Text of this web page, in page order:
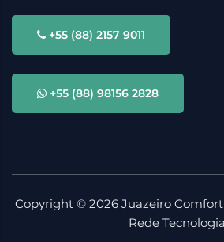
+55 (88) 2157 9011
+55 (88) 98156 2828
Copyright © 2026 Juazeiro
Rede Tecnologia